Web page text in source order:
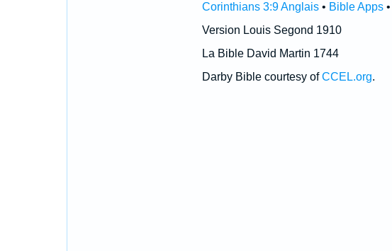
Corinthians 3:9 Anglais• Bible Apps•
Version Louis Segond 1910
La Bible David Martin 1744
Darby Bible courtesy ofCCEL.org.